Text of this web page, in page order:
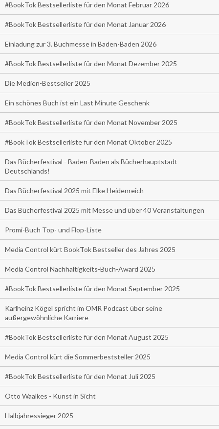
#BookTok Bestsellerliste für den Monat Februar 2026
#BookTok Bestsellerliste für den Monat Januar 2026
Einladung zur 3. Buchmesse in Baden-Baden 2026
#BookTok Bestsellerliste für den Monat Dezember 2025
Die Medien-Bestseller 2025
Ein schönes Buch ist ein Last Minute Geschenk
#BookTok Bestsellerliste für den Monat November 2025
#BookTok Bestsellerliste für den Monat Oktober 2025
Das Bücherfestival - Baden-Baden als Bücherhauptstadt
Deutschlands!
Das Bücherfestival 2025 mit Elke Heidenreich
Das Bücherfestival 2025 mit Messe und über 40 Veranstaltungen
Promi-Buch Top- und Flop-Liste
Media Control kürt BookTok Bestseller des Jahres 2025
Media Control Nachhaltigkeits-Buch-Award 2025
#BookTok Bestsellerliste für den Monat September 2025
Karlheinz Kögel spricht im OMR Podcast über seine
außergewöhnliche Karriere
#BookTok Bestsellerliste für den Monat August 2025
Media Control kürt die Sommerbeststeller 2025
#BookTok Bestsellerliste für den Monat Juli 2025
Otto Waalkes - Kunst in Sicht
Halbjahressieger 2025